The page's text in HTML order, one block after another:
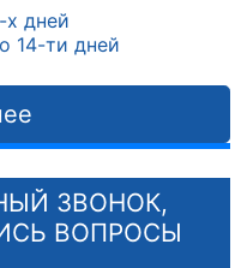
дней
14-ти дней
ЗВОНОК,
ВОПРОСЫ